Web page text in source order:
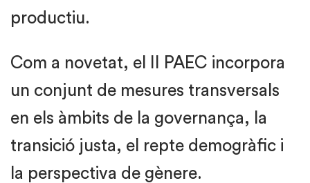
productiu.
Com a novetat, el II PAEC incorpora
un conjunt de mesures transversals
en els àmbits de la governança, la
transició justa, el repte demogràfic i
la perspectiva de gènere.